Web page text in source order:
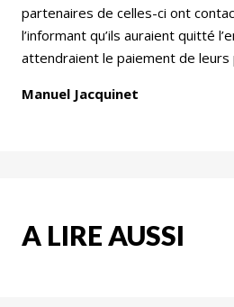
partenaires de celles-ci ont
l’informant qu’ils auraient quitté
attendraient le paiement de leurs
Manuel Jacquinet
A LIRE AUSSI